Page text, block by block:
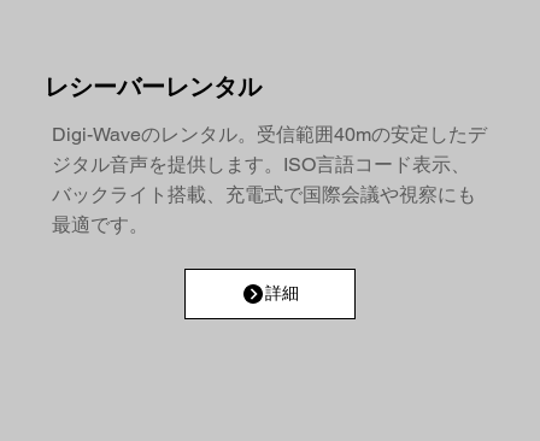
​レシーバーレンタル
Digi-Waveのレンタル。受信範囲40mの安定したデ
ジタル音声を提供します。ISO言語コード表示、
バックライト搭載、充電式で国際会議や視察にも
最適です。
詳細